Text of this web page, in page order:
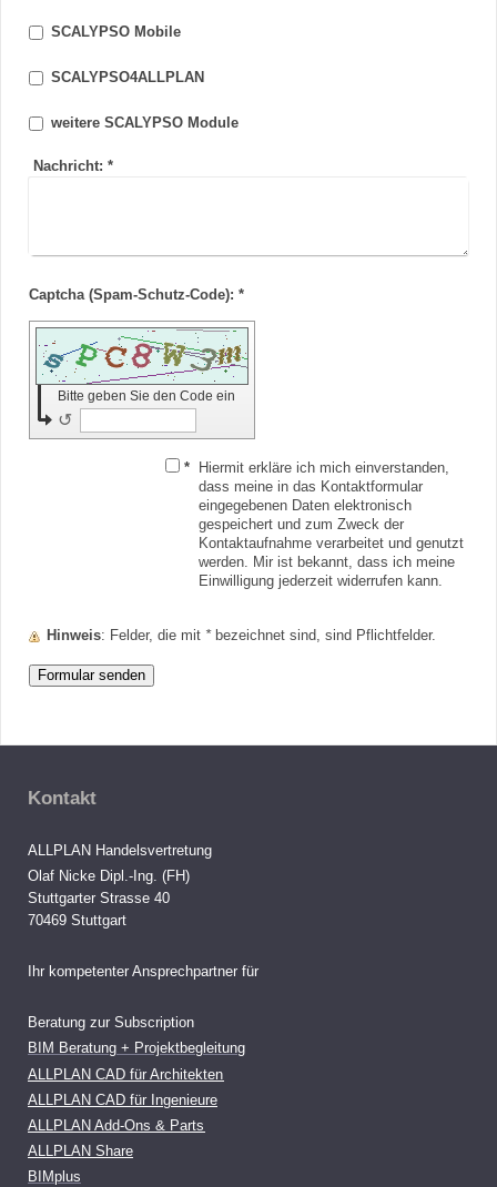
SCALYPSO Mobile
SCALYPSO4ALLPLAN
weitere SCALYPSO Module
Nachricht: *
Captcha (Spam-Schutz-Code): *
Bitte geben Sie den Code ein
↺
*
Hiermit erkläre ich mich einverstanden,
dass meine in das Kontaktformular
eingegebenen Daten elektronisch
gespeichert und zum Zweck der
Kontaktaufnahme verarbeitet und genutzt
werden. Mir ist bekannt, dass ich meine
Einwilligung jederzeit widerrufen kann.
Hinweis : Felder, die mit *bezeichnet sind, sind Pflichtfelder.
Kontakt
ALLPLAN Handelsvertretung
Olaf Nicke Dipl.-Ing. (FH)
Stuttgarter Strasse 40
70469 Stuttgart
Ihr kompetenter Ansprechpartner für
Beratung zur Subscription
BIM Beratung + Projektbegleitung
ALLPLAN CAD für Architekten
ALLPLAN CAD für Ingenieure
ALLPLAN Add-Ons & Parts
ALLPLAN Share
BIMplus